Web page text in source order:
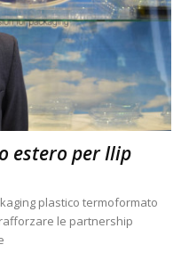
estero per Ilip
plastico termoformato
le partnership